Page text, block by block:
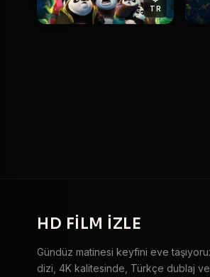
TR
HD FILM IZLE
Gündüz matinesi keyfini eve
dizi, 4K kalitesinde, Türkçe dublaj ve